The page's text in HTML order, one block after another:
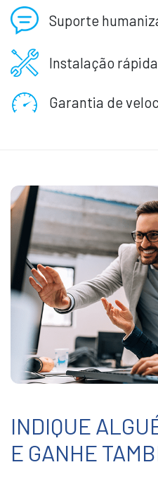
Suporte
Instalação
Garantia de
INDIQUE
E GANHE